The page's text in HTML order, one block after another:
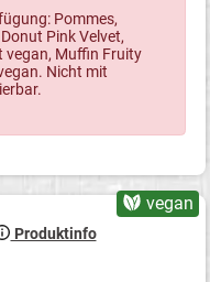
Pommes,
Pink Velvet,
vegan, Muffin Fruity
Nicht mit
vegan
Produktinfo